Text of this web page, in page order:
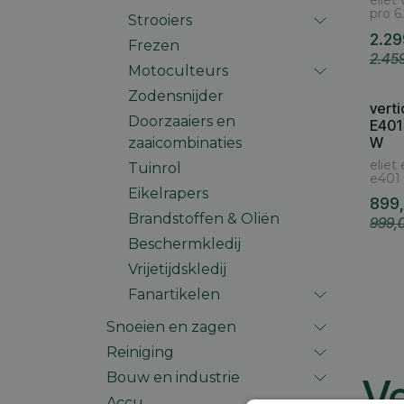
Strooiers
Frezen
Motoculteurs
Zodensnijder
Doorzaaiers en
zaaicombinaties
Tuinrol
Eikelrapers
Brandstoffen & Oliën
Beschermkledij
Vrijetijdskledij
Fanartikelen
Snoeien en zagen
Reiniging
Bouw en industrie
pro
W
eliet